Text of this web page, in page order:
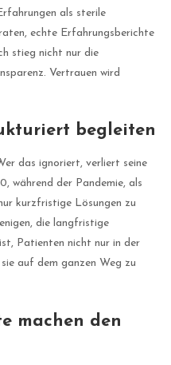
als sterile
echte Erfahrungsberichte
stieg nicht nur die
Vertrauen wird
begleiten
das ignoriert, verliert seine
während der Pandemie, als
kurzfristige Lösungen zu
die langfristige
Patienten nicht nur in der
auf dem ganzen Weg zu
machen den